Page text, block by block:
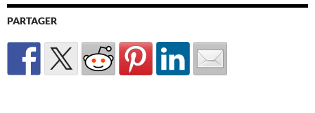
PARTAGER